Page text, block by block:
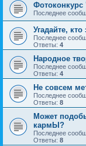
Фотоконкурс
Последнее
Угадайте, кто
Последнее
Ответы: 4
Народное
Последнее
Ответы: 4
Не совсем
Последнее
Ответы: 8
Может
кармЫ?
Последнее
Ответы: 8